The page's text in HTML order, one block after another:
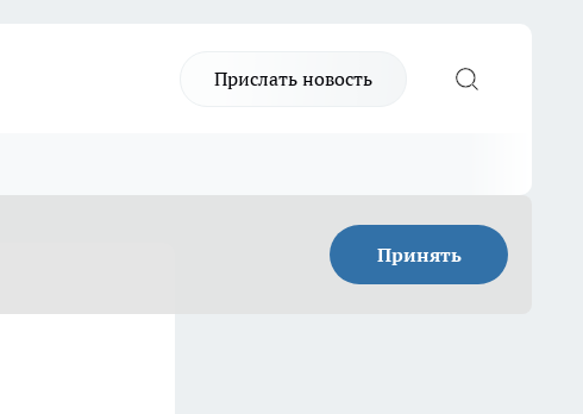
Прислать новость
Принять